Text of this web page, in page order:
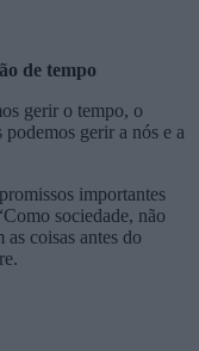
de tempo
gerir o tempo, o
gerir a nós e a
importantes
sociedade, não
as coisas antes do